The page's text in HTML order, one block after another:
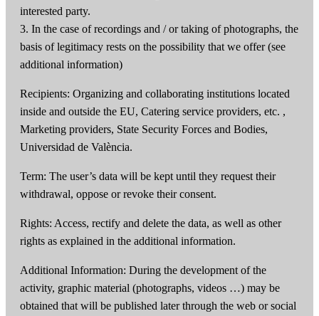
interested party.
3. In the case of recordings and / or taking of photographs, the
basis of legitimacy rests on the possibility that we offer (see
additional information)
Recipients: Organizing and collaborating institutions located
inside and outside the EU, Catering service providers, etc. ,
Marketing providers, State Security Forces and Bodies,
Universidad de València.
Term: The user’s data will be kept until they request their
withdrawal, oppose or revoke their consent.
Rights: Access, rectify and delete the data, as well as other
rights as explained in the additional information.
Additional Information: During the development of the
activity, graphic material (photographs, videos …) may be
obtained that will be published later through the web or social